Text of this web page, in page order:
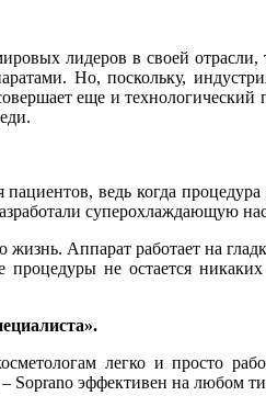
лидеров в своей
Но, поскольку,
еще и
ведь когда
суперохлаждающую
Аппарат работает на
не остается
легко и просто
эффективен на любом